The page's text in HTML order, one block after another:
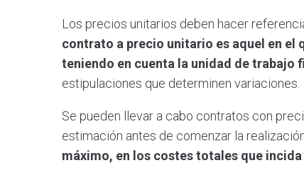
Los precios unitarios deben hacer
contrato a precio unitario es aquel en
teniendo en cuenta la unidad de trabajo
estipulaciones que determinen variaciones.
Se pueden llevar a cabo contratos con
estimación antes de comenzar la
máximo, en los costes totales que